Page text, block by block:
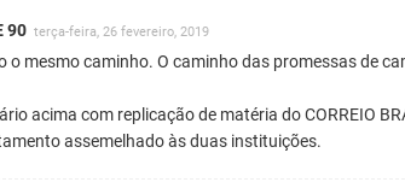
90 terça-feira, 26 fevereiro, 2019
o mesmo caminho. O caminho das promessas de
acima com replicação de matéria do CORREIO
assemelhado às duas instituições.